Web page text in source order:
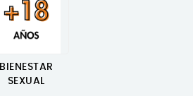
BIENESTAR
SEXUAL